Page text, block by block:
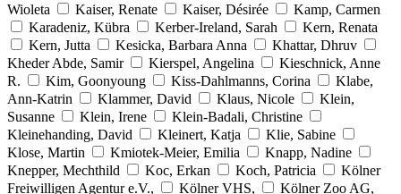
Wioleta
Kaiser, Renate Kaiser, Désirée
Kamp, Carmen
Karadeniz, Kübra
Kerber-Ireland, Sarah
Kern, Renata
Kern, Jutta
Kesicka, Barbara Anna
Khattar, Dhruv
Kheder Abde, Samir
Kierspel, Angelina
Kieschnick, Anne
R.
Kim, Goonyoung Kiss-Dahlmanns, Corina
Klabe,
Ann-Katrin
Klammer, David Klaus, Nicole
Klein,
Susanne
Klein, Irene
Klein-Badali, Christine
Kleinehanding, David
Kleinert, Katja
Klie, Sabine
Klose, Martin
Kmiotek-Meier, Emilia
Knapp, Nadine
Knepper, Mechthild
Koc, Erkan Koch, Patricia
Kölner
Freiwilligen Agentur e.V.,
Kölner VHS, Kölner Zoo AG,